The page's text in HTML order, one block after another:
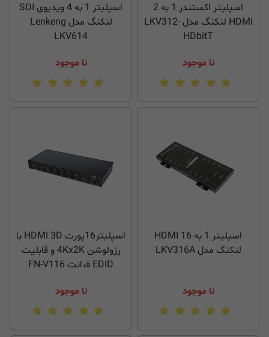
اسپلیتر اکستندر 1 به 2
HDMI لنکنگ مدل LKV312-
HDbitT
نا موجود
اسپلیتر 1 به 4 ویدیوی SDI
لنکنگ مدل Lenkeng
LKV614
نا موجود
اسپلیتر 1 به 16 HDMI
لنکنگ مدل LKV316A
نا موجود
اسپلیتر16پورت HDMI 3D با
رزولوشن 4Kx2K و قابلیت
EDID فرانت FN-V116
نا موجود